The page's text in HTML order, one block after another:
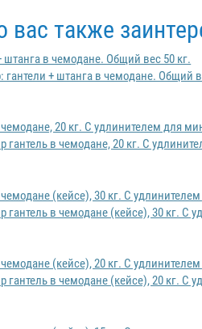
также
гантели + штанга в чемодане. Общий
гантель в чемодане, 20 кг. С
гантель в чемодане (кейсе), 30 кг. С
гантель в чемодане (кейсе), 20 кг. С